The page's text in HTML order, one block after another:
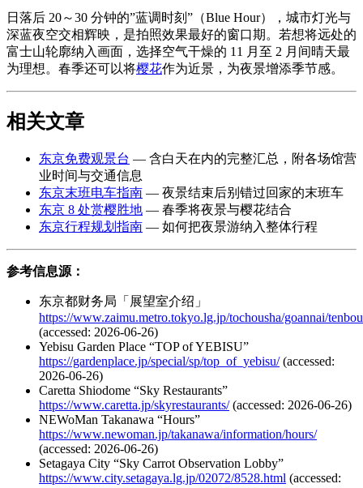
日落后 20～30 分钟的”蓝调时刻”（Blue Hour），城市灯光与
深蓝夜空交相辉映，是拍照效果最好的窗口期。若想将远处的
富士山轮廓纳入画面，选择空气干燥的 11 月至 2 月间晴天最
为理想。春季还可以将樱花作为近景，为夜景增添季节感。
相关文章
东京免费观景台 — 含白天在内的完整汇总，附各场馆营
业时间与交通信息
东京末班电车指南 — 夜景结束后别错过回家的末班车
东京 8 处赏樱胜地 — 春季将夜景与樱花结合
东京行程规划指南 — 如何把夜景游纳入整体行程
参考信息源：
东京都财务局「展望室介绍」
https://www.zaimu.metro.tokyo.lg.jp/tochousha/goannai/tenbou
(accessed: 2026-06-26)
Yebisu Garden Place “TOP of YEBISU”
https://gardenplace.jp/special/sp/top_of_yebisu/(accessed:
2026-06-26)
Caretta Shiodome “Sky Restaurants”
https://www.caretta.jp/skyrestaurants/(accessed: 2026-06-26)
NEWoMan Takanawa “Hours”
https://www.newoman.jp/takanawa/information/hours/
(accessed: 2026-06-26)
Setagaya City “Sky Carrot Observation Lobby”
https://www.city.setagaya.lg.jp/02072/8528.html (accessed: